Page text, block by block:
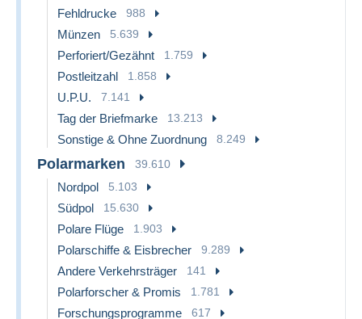
Fehldrucke 988
Münzen 5.639
Perforiert/Gezähnt 1.759
Postleitzahl 1.858
U.P.U. 7.141
Tag der Briefmarke 13.213
Sonstige & Ohne Zuordnung 8.249
Polarmarken 39.610
Nordpol 5.103
Südpol 15.630
Polare Flüge 1.903
Polarschiffe & Eisbrecher 9.289
Andere Verkehrsträger 141
Polarforscher & Promis 1.781
Forschungsprogramme 617